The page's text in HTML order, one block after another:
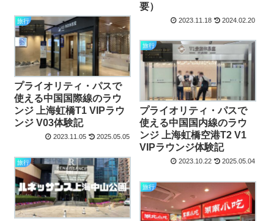
要）
2023.11.18 2024.02.20
旅行
プライオリティ・パスで
使える中国国際線のラウ
ンジ 上海虹橋T1 VIPラウ
ンジ V03体験記
2023.11.05 2025.05.05
旅行
プライオリティ・パスで
使える中国国内線のラウ
ンジ 上海虹橋空港T2 V1
VIPラウンジ体験記
2023.10.22 2025.05.04
旅行
旅行